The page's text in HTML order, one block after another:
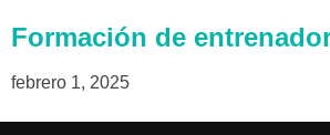
Formación de
febrero 1, 2025